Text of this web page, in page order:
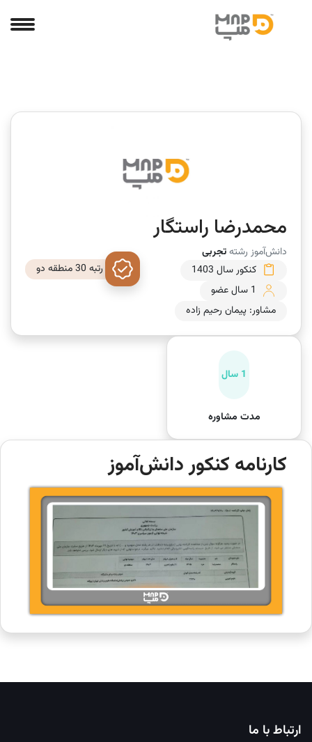
محمدرضا راستگار
دانش‌آموز رشتهتجربی
کنکور سال 1403
1 سال عضو
مشاور: پیمان رحیم زاده
رتبه 30 منطقه دو
1 سال
مدت مشاوره
کارنامه کنکور دانش‌آموز
ارتباط با ما